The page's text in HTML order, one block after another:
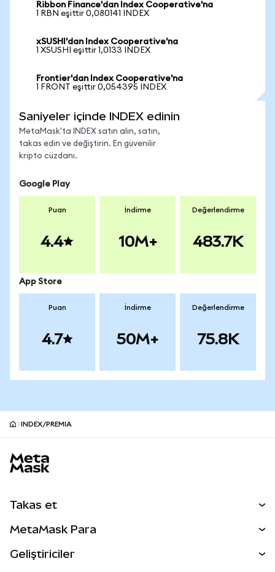
Ribbon Finance'dan Index Cooperative'na
1 RBN eşittir 0,080141 INDEX
xSUSHI'dan Index Cooperative'na
1 XSUSHI eşittir 1,0133 INDEX
Frontier'dan Index Cooperative'na
1 FRONT eşittir 0,054395 INDEX
Saniyeler içinde INDEX edinin
MetaMask'ta INDEX satın alın, satın,
takas edin ve değiştirin. En güvenilir
kripto cüzdanı.
Google Play
Puan
4.4
İndirme
10M+
Değerlendirme
483.7K
App Store
Puan
4.7
İndirme
50M+
Değerlendirme
75.8K
INDEX/PREMIA
Takas et
Perps
MetaMask Para
Geliştiriciler